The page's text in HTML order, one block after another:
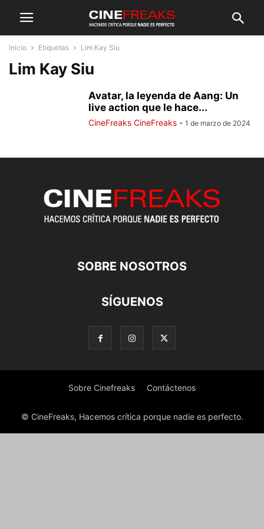
Inicio Etiquetas Lim Kay Siu
Lim Kay Siu
Avatar, la leyenda de Aang: Un
live action que le hace...
CineFreaks CineFreaks - 1 de marzo de 2024
SOBRE NOSOTROS
SÍGUENOS
Sobre Cinefreaks Contáctenos
© CineFreaks, Hacemos crítica porque nadie es perfecto.